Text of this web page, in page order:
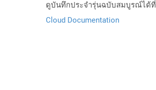
ดูบันทึกประจำรุ่นฉบับสมบูรณ์ได้ที่
Cloud Documentation